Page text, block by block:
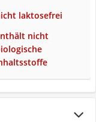
laktosefrei
nicht